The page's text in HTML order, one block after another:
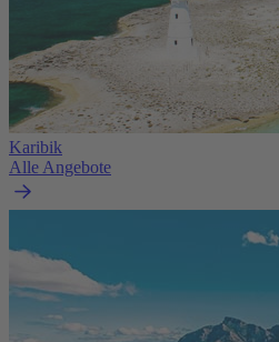
Karibik
Alle Angebote